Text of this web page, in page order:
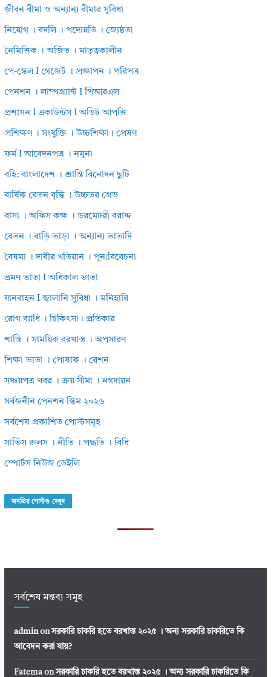
জীবন বীমা ও অন্যান্য বীমার সুবিধা
নিয়োগ । বদলি । পদোন্নতি । জ্যেষ্ঠতা
নৈমিত্তিক । অর্জিত । মাতৃত্বকালীন
পে-স্কেল I গেজেট । প্রজ্ঞাপন । পরিপত্র
পেনশন । লাম্পগ্র্যান্ট I পিআরএল
প্রশাসন I একাউন্টস I অডিট আপত্তি
প্রশিক্ষণ । সংযুক্তি । উচ্চশিক্ষা। প্রেষণ
ফর্ম I আবেদনপত্র । নমুনা
বহি: বাংলাদেশ । শ্রান্তি বিনোদন ছুটি
বার্ষিক বেতন বৃদ্ধি । উচ্চতর গ্রেড
বাসা । অফিস কক্ষ । ডরমেটরী বরাদ্দ
বেতন । বাড়ি ভাড়া । অন্যান্য ভাতাদি
বৈষম্য । দাবীর খতিয়ান । পুন:বিবেচনা
ভ্রমণ ভাতা I অধিকাল ভাতা
যানবাহন I জ্বালানি সুবিধা । মনিহারি
রোগ ব্যাধি । চিকিৎসা। প্রতিকার
শাস্তি । সাময়িক বরখাস্ত । অপসারণ
শিক্ষা ভাতা । পোষাক । রেশন
সঞ্চয়পত্র খবর । ক্রয় সীমা । নগদায়ন
সর্বজনীন পেনশন স্কিম ২০২৬
সর্বশেষ প্রকাশিত পোস্টসমূহ
সার্ভিস রুলস । নীতি । পদ্ধতি । বিধি
স্পোর্টস নিউজ ডেইলি
জনপ্রিয় পোস্টগু দেখুন
সর্বশেষ মন্তব্য সমূহ
adminonসরকারি চাকরি হতে বরখাস্ত ২০২৫ । অন্য সরকারি চাকরিতে কি
আবেদন করা যায়?
Fatemaonসরকারি চাকরি হতে বরখাস্ত ২০২৫ । অন্য সরকারি চাকরিতে কি